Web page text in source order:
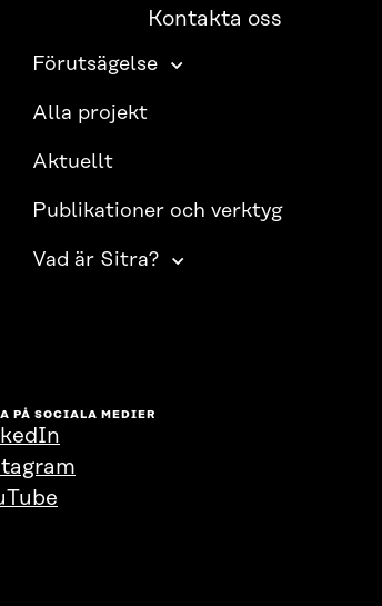
Kontakta oss
Förutsägelse
Alla projekt
Aktuellt
Publikationer och verktyg
Vad är Sitra?
PÅ SOCIALA MEDIER